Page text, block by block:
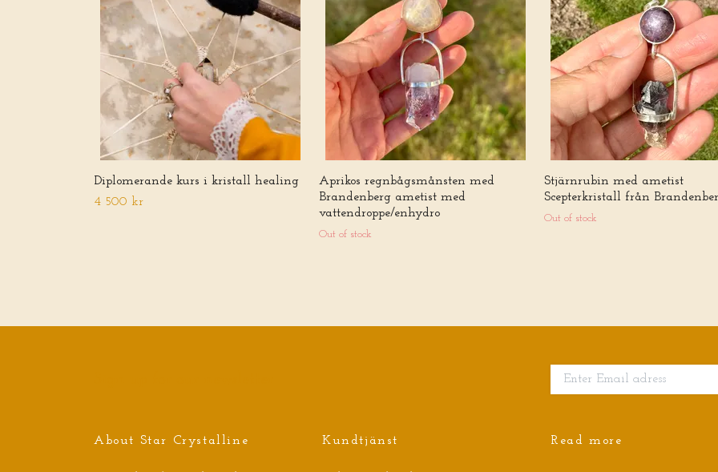
Diplomerande kurs i kristall healing
4 500 kr
Aprikos regnbågsmånsten med
Brandenberg ametist med
vattendroppe/enhydro
Out of stock
Stjärnrubin med ametist
Scepterkristall från
Out of stock
About Star Crystalline Kundtjänst Read more